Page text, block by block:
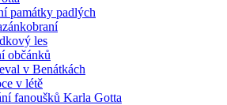
památky padlých
les
občánků
v Benátkách
v létě
fanoušků Karla Gotta